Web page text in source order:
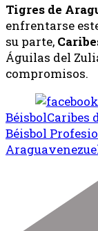
Tigres de
enfrentarse
su parte,
Águilas del
compromisos.
BéisbolCaribes
Béisbol
Aragua